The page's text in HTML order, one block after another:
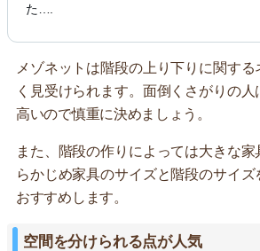
た….
メゾネットは階段の上り下りに関す
く見受けられます。面倒くさがりの
高いので慎重に決めましょう。
また、階段の作りによっては大きな
らかじめ家具のサイズと階段のサイ
おすすめします。
空間を分けられる点が人気